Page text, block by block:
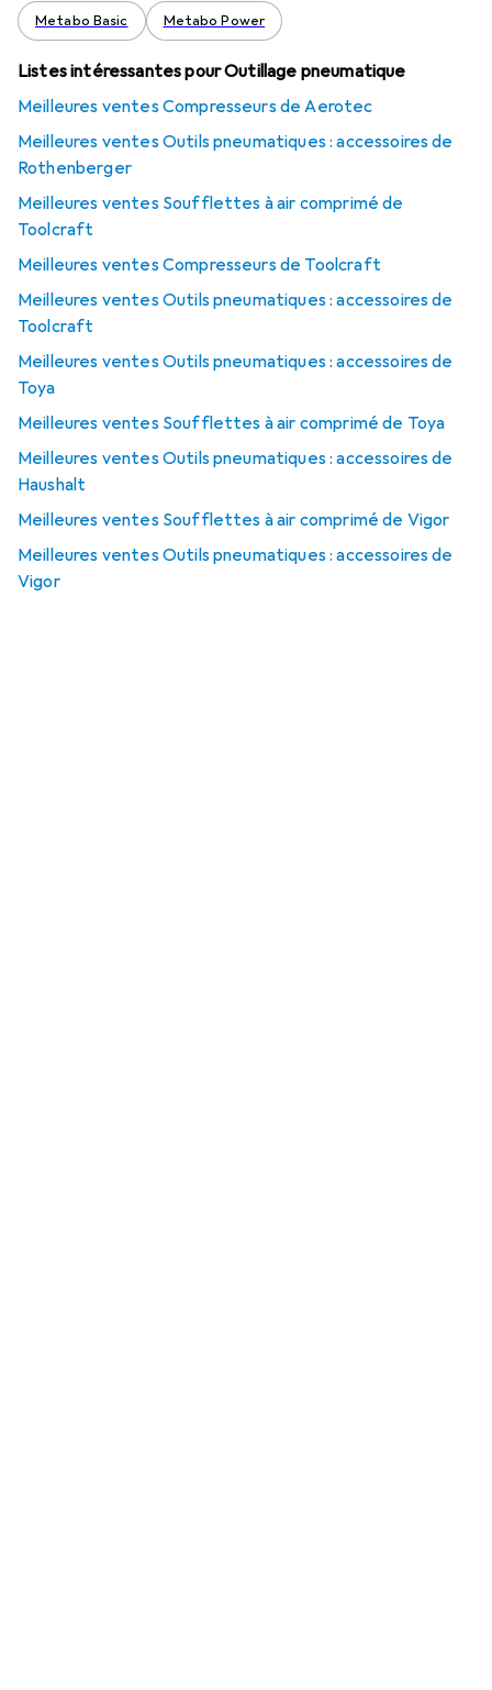
Metabo Basic Metabo Power
Listes intéressantes pour Outillage pneumatique
Meilleures ventes Compresseurs de Aerotec
Meilleures ventes Outils pneumatiques : accessoires de
Rothenberger
Meilleures ventes Soufflettes à air comprimé de
Toolcraft
Meilleures ventes Compresseurs de Toolcraft
Meilleures ventes Outils pneumatiques : accessoires de
Toolcraft
Meilleures ventes Outils pneumatiques : accessoires de
Toya
Meilleures ventes Soufflettes à air comprimé de Toya
Meilleures ventes Outils pneumatiques : accessoires de
Haushalt
Meilleures ventes Soufflettes à air comprimé de Vigor
Meilleures ventes Outils pneumatiques : accessoires de
Vigor